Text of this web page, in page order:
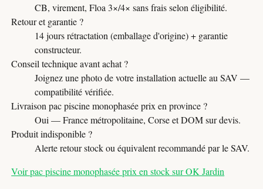
CB, virement, Floa 3×/4× sans frais selon éligibilité.
Retour et garantie ?
14 jours rétractation (emballage d'origine) + garantie
constructeur.
Conseil technique avant achat ?
Joignez une photo de votre installation actuelle au SAV —
compatibilité vérifiée.
Livraison pac piscine monophasée prix en province ?
Oui — France métropolitaine, Corse et DOM sur devis.
Produit indisponible ?
Alerte retour stock ou équivalent recommandé par le SAV.
Voir pac piscine monophasée prix en stock sur OK Jardin